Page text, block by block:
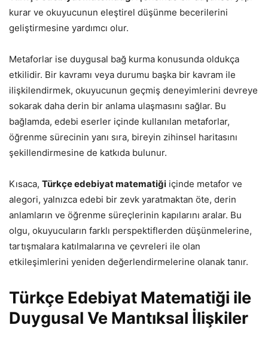
kurar ve okuyucunun eleştirel düşünme becerilerini
geliştirmesine yardımcı olur.
Metaforlar ise duygusal bağ kurma konusunda oldukça
etkilidir. Bir kavramı veya durumu başka bir kavram ile
ilişkilendirmek, okuyucunun geçmiş deneyimlerini devreye
sokarak daha derin bir anlama ulaşmasını sağlar. Bu
bağlamda, edebi eserler içinde kullanılan metaforlar,
öğrenme sürecinin yanı sıra, bireyin zihinsel haritasını
şekillendirmesine de katkıda bulunur.
Kısaca, Türkçe edebiyat matematiği içinde metafor ve
alegori, yalnızca edebi bir zevk yaratmaktan öte, derin
anlamların ve öğrenme süreçlerinin kapılarını aralar. Bu
olgu, okuyucuların farklı perspektiflerden düşünmelerine,
tartışmalara katılmalarına ve çevreleri ile olan
etkileşimlerini yeniden değerlendirmelerine olanak tanır.
Türkçe Edebiyat Matematiği ile
Duygusal Ve Mantıksal İlişkiler